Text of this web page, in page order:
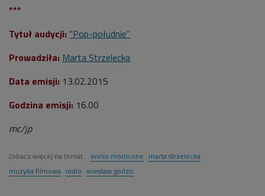
***
Tytuł audycji: "Pop-południe"
Prowadziła: Marta Strzelecka
Data emisji: 13.02.2015
Godzina emisji: 16.00
mc/jp
Zobacz więcej na temat: ennio morricone marta strzelecka
muzyka filmowa radio wiesław godzic